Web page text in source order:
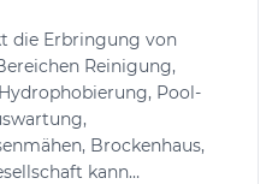
die Erbringung von
Reinigung,
Pool-
Brockenhaus,
kann